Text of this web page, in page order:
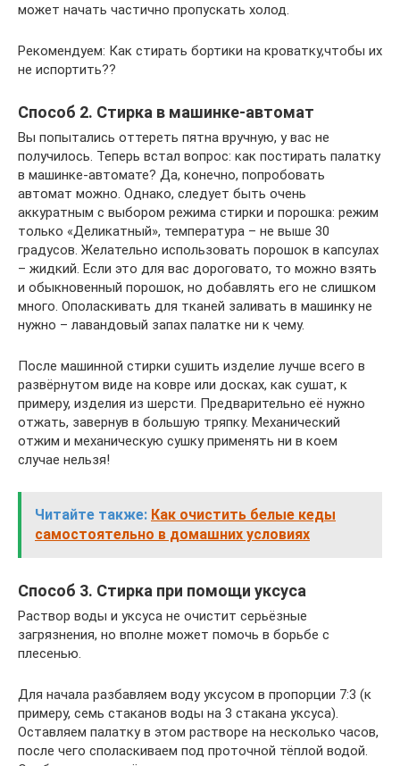
может начать частично пропускать холод.
Рекомендуем: Как стирать бортики на кроватку,чтобы их
не испортить??
Способ 2. Стирка в машинке-автомат
Вы попытались оттереть пятна вручную, у вас не
получилось. Теперь встал вопрос: как постирать палатку
в машинке-автомате? Да, конечно, попробовать
автомат можно. Однако, следует быть очень
аккуратным с выбором режима стирки и порошка: режим
только «Деликатный», температура – не выше 30
градусов. Желательно использовать порошок в капсулах
– жидкий. Если это для вас дороговато, то можно взять
и обыкновенный порошок, но добавлять его не слишком
много. Ополаскивать для тканей заливать в машинку не
нужно – лавандовый запах палатке ни к чему.
После машинной стирки сушить изделие лучше всего в
развёрнутом виде на ковре или досках, как сушат, к
примеру, изделия из шерсти. Предварительно её нужно
отжать, завернув в большую тряпку. Механический
отжим и механическую сушку применять ни в коем
случае нельзя!
Читайте также: Как очистить белые кеды
самостоятельно в домашних условиях
Способ 3. Стирка при помощи уксуса
Раствор воды и уксуса не очистит серьёзные
загрязнения, но вполне может помочь в борьбе с
плесенью.
Для начала разбавляем воду уксусом в пропорции 7:3 (к
примеру, семь стаканов воды на 3 стакана уксуса).
Оставляем палатку в этом растворе на несколько часов,
после чего споласкиваем под проточной тёплой водой.